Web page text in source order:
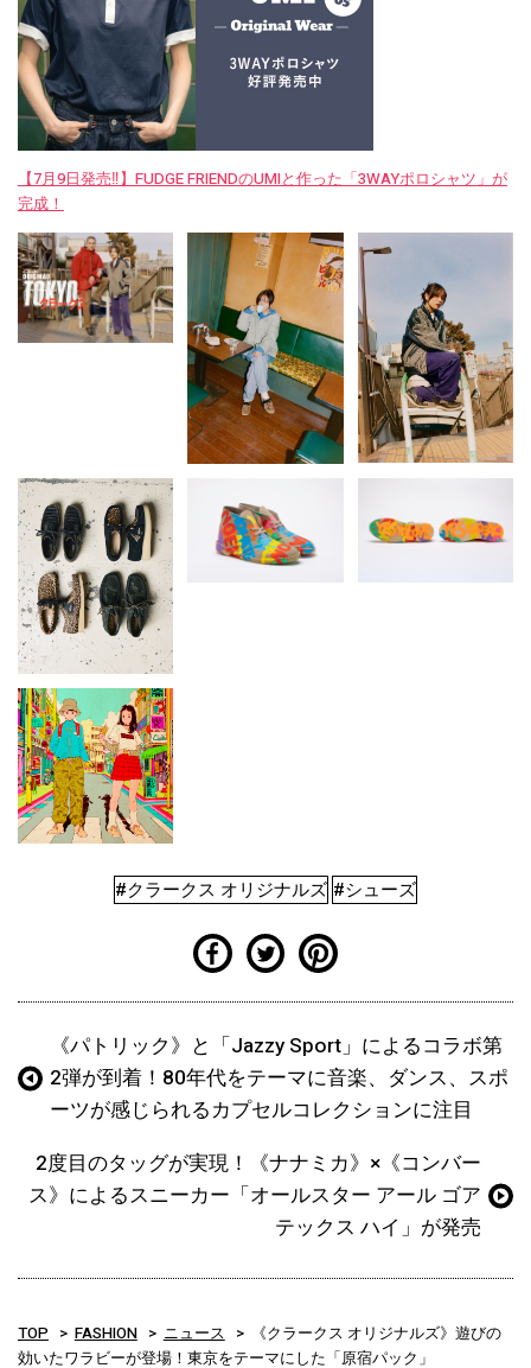
【7月9日発売‼︎】FUDGE FRIENDのUMIと作った「3WAYポロシャツ」が
完成！
#クラークス オリジナルズ #シューズ
《パトリック》と「Jazzy Sport」によるコラボ第
2弾が到着！80年代をテーマに音楽、ダンス、スポ
ーツが感じられるカプセルコレクションに注目
2度目のタッグが実現！《ナナミカ》×《コンバー
ス》によるスニーカー「オールスター アール ゴア
テックス ハイ」が発売
TOP FASHION ニュース
《クラークス オリジナルズ》遊びの
効いたワラビーが登場！東京をテーマにした「原宿パック」